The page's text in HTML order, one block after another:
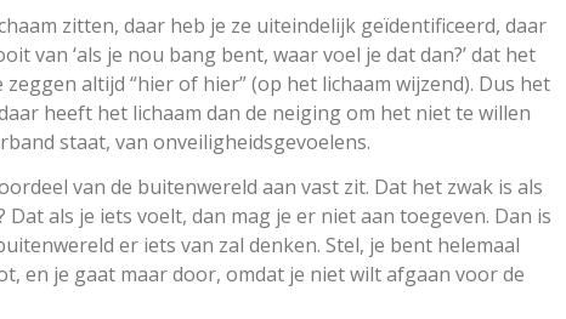
zitten, daar heb je ze uiteindelijk geïdentificeerd, daar
van ‘als je nou bang bent, waar voel je dat dan?’ dat het
altijd “hier of hier” (op het lichaam wijzend). Dus het
heeft het lichaam dan de neiging om het niet te willen
staat, van onveiligheidsgevoelens.
van de buitenwereld aan vast zit. Dat het zwak is als
als je iets voelt, dan mag je er niet aan toegeven. Dan is
er iets van zal denken. Stel, je bent helemaal
en je gaat maar door, omdat je niet wilt afgaan voor de